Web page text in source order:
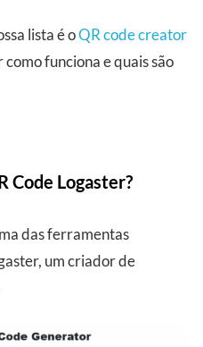
lista é oQR code creator
funciona e quais são
Code Logaster?
das ferramentas
um criador de